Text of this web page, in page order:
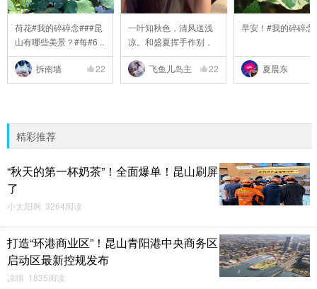
荷花#我的碎碎念###昆
山有哪些美景？#每#6 ..
拆南墙 22
一叶知秋色，清风送浅
凉。和盛夏挥手作别，
..
飞鱼儿岛主
22
早安！#我的碎碎念
夏晨东
精彩推荐
“秋天的第一杯奶茶”！全面爆单！昆山刷屏
了
小太阳啊 3264阅读
打造“环港商业区”！昆山青阳港中央商务区
启动区最新控规发布
凉瞳 1835阅读